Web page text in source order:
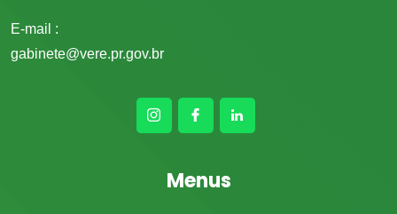
E-mail :
gabinete@vere.pr.gov.br
Menus